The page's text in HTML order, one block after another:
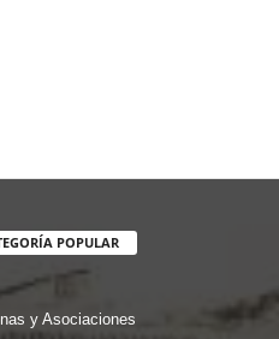
POPULAR
y Asociaciones